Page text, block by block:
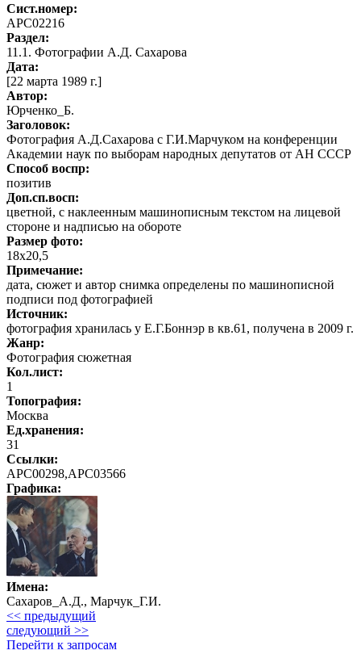
Сист.номер:
АРС02216
Раздел:
11.1. Фотографии А.Д. Сахарова
Дата:
[22 марта 1989 г.]
Автор:
Юрченко_Б.
Заголовок:
Фотография А.Д.Сахарова с Г.И.Марчуком на конференции
Академии наук по выборам народных депутатов от АН СССР
Способ воспр:
позитив
Доп.сп.восп:
цветной, с наклеенным машинописным текстом на лицевой
стороне и надписью на обороте
Размер фото:
18х20,5
Примечание:
дата, сюжет и автор снимка определены по машинописной
подписи под фотографией
Источник:
фотография хранилась у Е.Г.Боннэр в кв.61, получена в 2009 г.
Жанр:
Фотография сюжетная
Кол.лист:
1
Топография:
Москва
Ед.хранения:
31
Ссылки:
АРС00298,АРС03566
Графика:
Имена:
Сахаров_А.Д., Марчук_Г.И.
<< предыдущий
следующий >>
Перейти к запросам